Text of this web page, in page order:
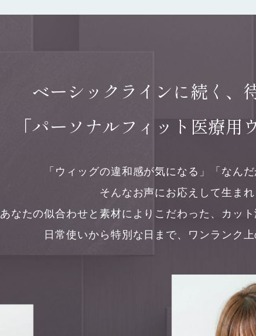
ベーシックラインに続く、
「パーソナルフィット 医療用
「ウィッグの違和感が気になる」
「なん
そんなお声にお応えして生まれ
あなたの似合わせと素材によりこだわった、
カッ
日常使いから特別な日まで、 ワンランク